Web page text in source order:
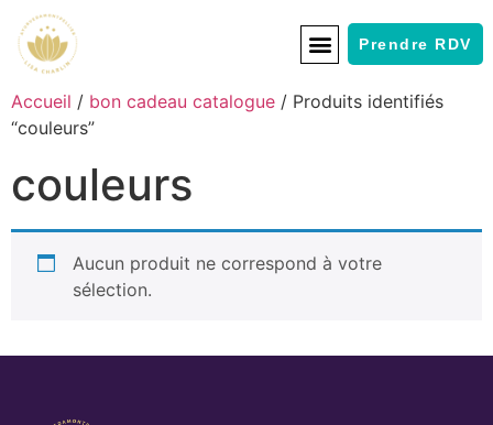
Prendre RDV
Accueil / bon cadeau catalogue / Produits identifiés
“couleurs”
couleurs
Aucun produit ne correspond à votre
sélection.